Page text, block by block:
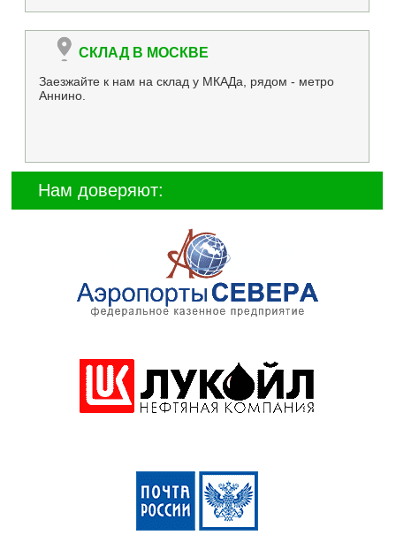
СКЛАД В МОСКВЕ
Заезжайте к нам на склад у МКАДа, рядом - метро
Аннино.
Нам доверяют: